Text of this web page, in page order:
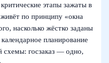
этапы зажаты в
по принципу «окна
насколько жёстко заданы
планирование
схемы: госзаказ — одно,